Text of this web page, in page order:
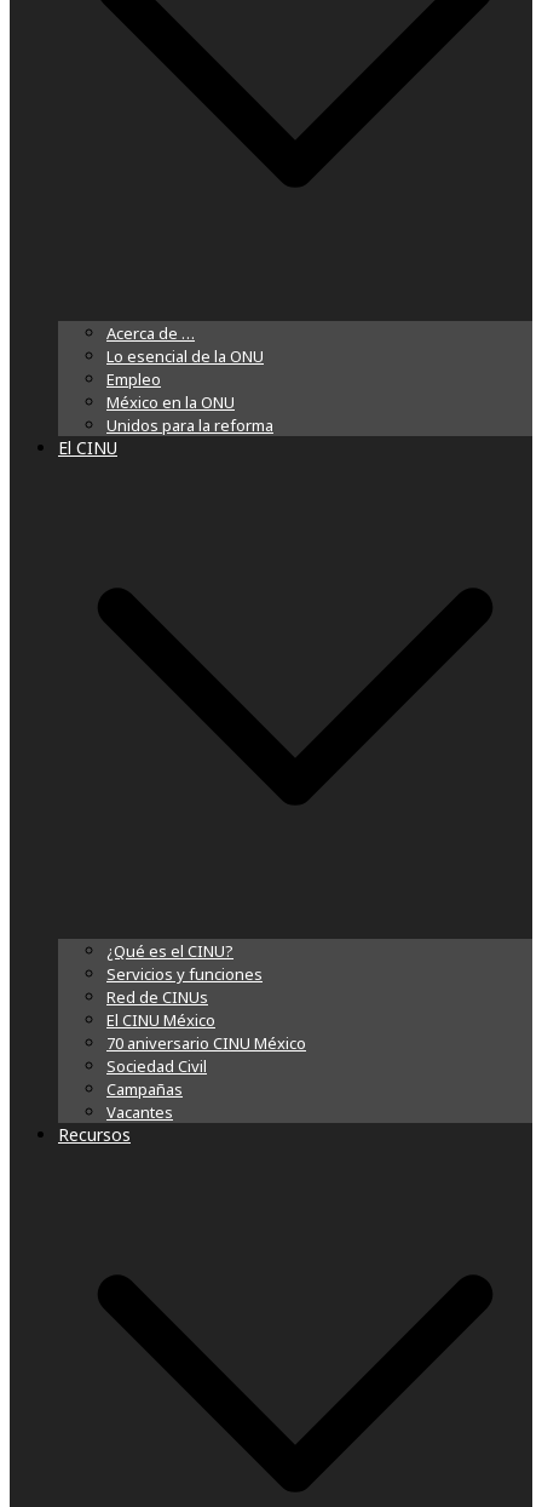
Acerca de …
Lo esencial de la ONU
Empleo
México en la ONU
Unidos para la reforma
El CINU
¿Qué es el CINU?
Servicios y funciones
Red de CINUs
El CINU México
70 aniversario CINU México
Sociedad Civil
Campañas
Vacantes
Recursos